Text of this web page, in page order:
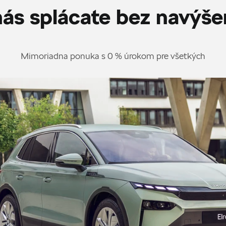
splácate bez
Mimoriadna ponuka s 0 % úrokom pre všetkých